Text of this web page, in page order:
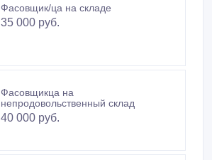
Фасовщик/ца на складе
35 000 руб.
Фасовщикца на
непродовольственный склад
40 000 руб.